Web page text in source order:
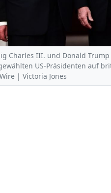
Charles III. und Donald
US-Präsidenten auf
| Victoria Jones